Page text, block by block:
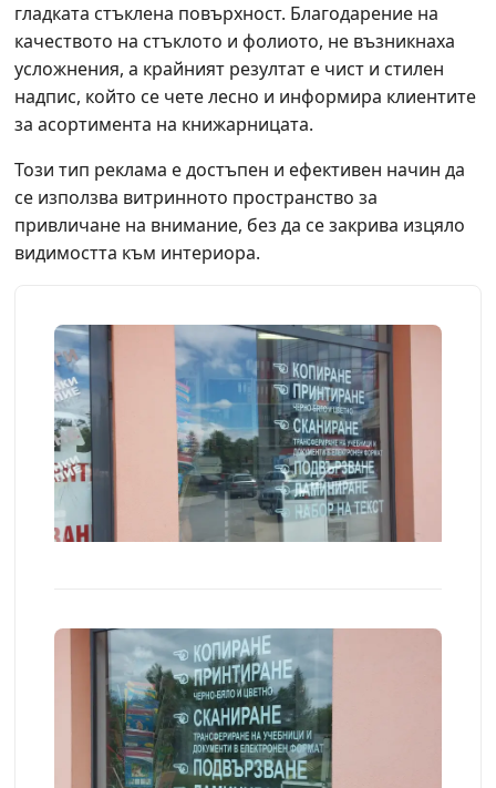
гладката стъклена повърхност. Благодарение на
качеството на стъклото и фолиото, не възникнаха
усложнения, а крайният резултат е чист и стилен
надпис, който се чете лесно и информира клиентите
за асортимента на книжарницата.
Този тип реклама е достъпен и ефективен начин да
се използва витринното пространство за
привличане на внимание, без да се закрива изцяло
видимостта към интериора.